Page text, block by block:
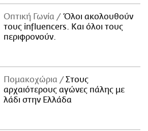
Οπτική Γωνία
Όλοι ακολουθούν
τους influencers. Και όλοι τους
περιφρονούν.
Πομακοχώρια
Στους
αρχαιότερους αγώνες πάλης με
λάδι στην Ελλάδα